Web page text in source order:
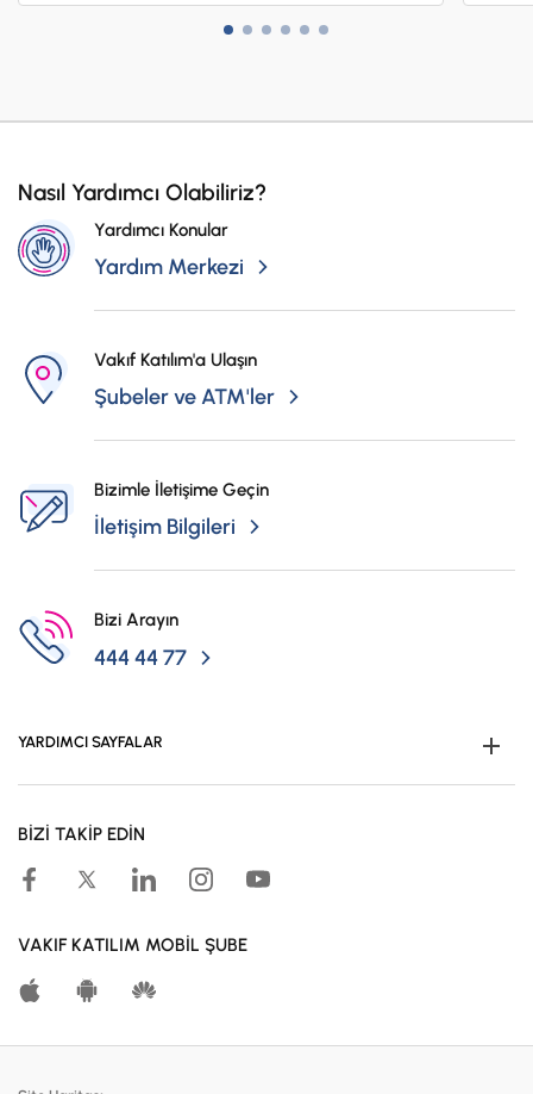
Nasıl Yardımcı Olabiliriz?
Yardımcı Konular
Yardım Merkezi
Vakıf Katılım'a Ulaşın
Şubeler ve ATM'ler
Bizimle İletişime Geçin
İletişim Bilgileri
Bizi Arayın
444 44 77
YARDIMCI SAYFALAR
Kampanyalar
Hesaplama Araçları
Katılma Hesapları
BİZİ TAKİP EDİN
VAKIF KATILIM MOBİL ŞUBE